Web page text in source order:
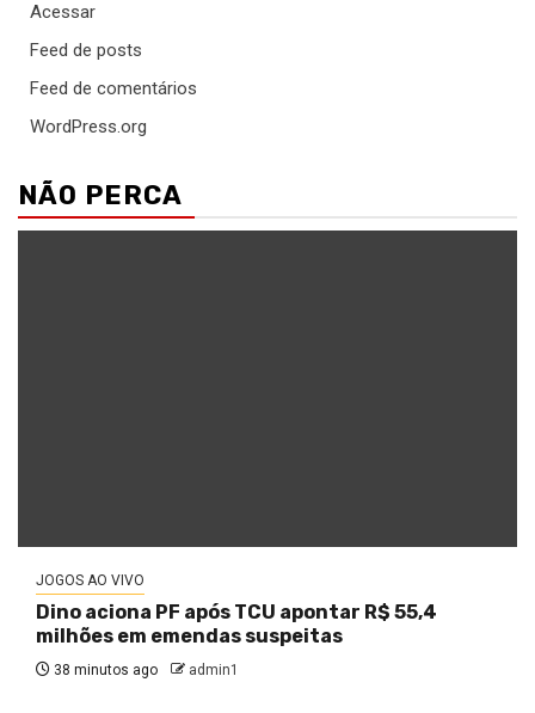
Acessar
Feed de posts
Feed de comentários
WordPress.org
NÃO PERCA
JOGOS AO VIVO
Dino aciona PF após TCU apontar R$ 55,4
milhões em emendas suspeitas
38 minutos ago admin1